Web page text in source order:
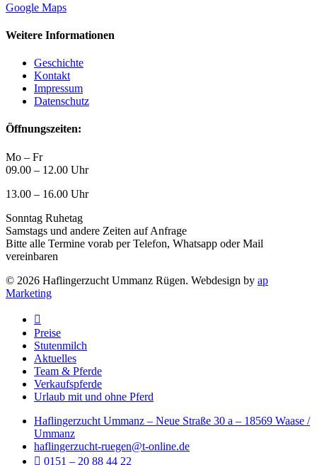
Google Maps
Weitere Informationen
Geschichte
Kontakt
Impressum
Datenschutz
Öffnungszeiten:
Mo – Fr
09.00 – 12.00 Uhr
13.00 – 16.00 Uhr
Sonntag Ruhetag
Samstags und andere Zeiten auf Anfrage
Bitte alle Termine vorab per Telefon, Whatsapp oder Mail
vereinbaren
© 2026 Haflingerzucht Ummanz Rügen. Webdesign by ap
Marketing
Close
Menu
Preise
Stutenmilch
Aktuelles
Team & Pferde
Verkaufspferde
Urlaub mit und ohne Pferd
Haflingerzucht Ummanz – Neue Straße 30 a – 18569 Waase /
Ummanz
haflingerzucht-ruegen@t-online.de
0151 – 20 88 44 22